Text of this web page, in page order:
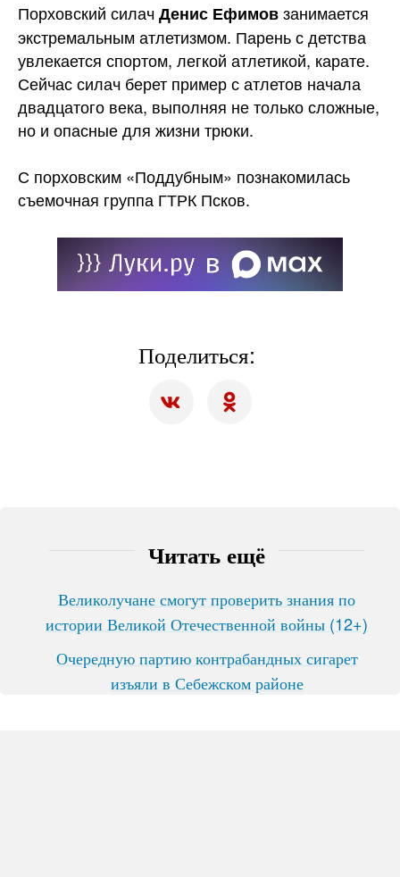
Порховский силачДенис Ефимовзанимается
экстремальным атлетизмом. Парень с детства
увлекается спортом, легкой атлетикой, карате.
Сейчас силач берет пример с атлетов начала
двадцатого века, выполняя не только сложные,
но и опасные для жизни трюки.
С порховским «Поддубным» познакомилась
съемочная группа ГТРК Псков.
Поделиться:
Читать ещё
Великолучане смогут проверить знания по
истории Великой Отечественной войны (12+)
Очередную партию контрабандных сигарет
изъяли в Себежском районе